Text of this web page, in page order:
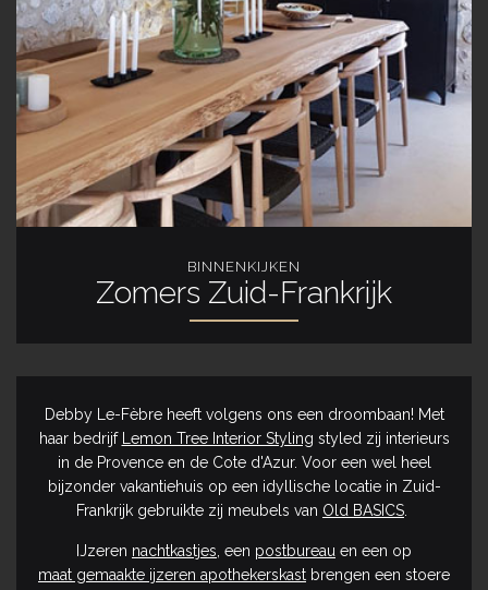
BINNENKIJKEN
Zomers Zuid-Frankrijk
Debby Le-Fèbre heeft volgens ons een droombaan! Met
haar bedrijf
Lemon Tree Interior Styling styled zij interieurs
in de Provence en de Cote d'Azur. Voor een wel heel
bijzonder vakantiehuis op een idyllische locatie in Zuid-
Frankrijk gebruikte zij meubels van Old BASICS
IJzeren nachtkastjes , een postbureau en een op
maat gemaakte ijzeren apothekerskast brengen een stoere